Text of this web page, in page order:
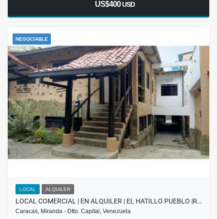
US$400USD
NEGOCIABLE
LOCAL ALQUILER
LOCAL COMERCIAL | EN ALQUILER | EL HATILLO PUEBLO |R…
Caracas, Miranda - Dtto. Capital, Venezuela